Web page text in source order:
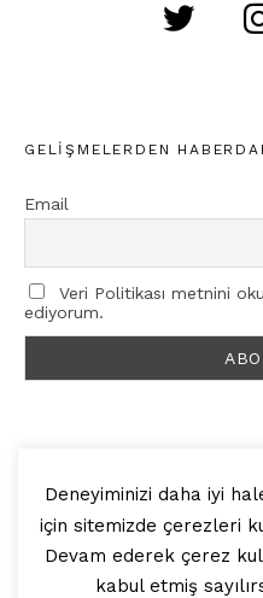
GELIŞMELERDEN
Email
Veri Politikası metnini
ediyorum.
©
Künye Yazar
Deneyiminizi daha iyi
için sitemizde çerezleri
Devam ederek çerez
kabul etmiş